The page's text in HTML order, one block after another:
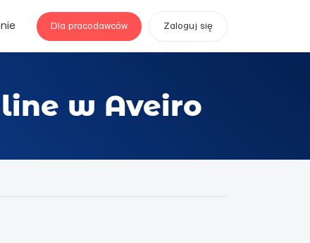
Dla pracodawców Zaloguj się
w Aveiro